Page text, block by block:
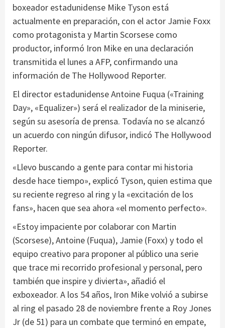
boxeador estadunidense Mike Tyson está
actualmente en preparación, con el actor Jamie Foxx
como protagonista y Martin Scorsese como
productor, informó Iron Mike en una declaración
transmitida el lunes a AFP, confirmando una
información de The Hollywood Reporter.
El director estadunidense Antoine Fuqua («Training
Day», «Equalizer») será el realizador de la miniserie,
según su asesoría de prensa. Todavía no se alcanzó
un acuerdo con ningún difusor, indicó The Hollywood
Reporter.
«Llevo buscando a gente para contar mi historia
desde hace tiempo», explicó Tyson, quien estima que
su reciente regreso al ring y la «excitación de los
fans», hacen que sea ahora «el momento perfecto».
«Estoy impaciente por colaborar con Martin
(Scorsese), Antoine (Fuqua), Jamie (Foxx) y todo el
equipo creativo para proponer al público una serie
que trace mi recorrido profesional y personal, pero
también que inspire y divierta», añadió el
exboxeador. A los 54 años, Iron Mike volvió a subirse
al ring el pasado 28 de noviembre frente a Roy Jones
Jr (de 51) para un combate que terminó en empate,